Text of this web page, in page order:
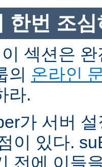
한번 조
이 섹션은
의 온라인
라.
가 서버
이 있다.
전에 이들